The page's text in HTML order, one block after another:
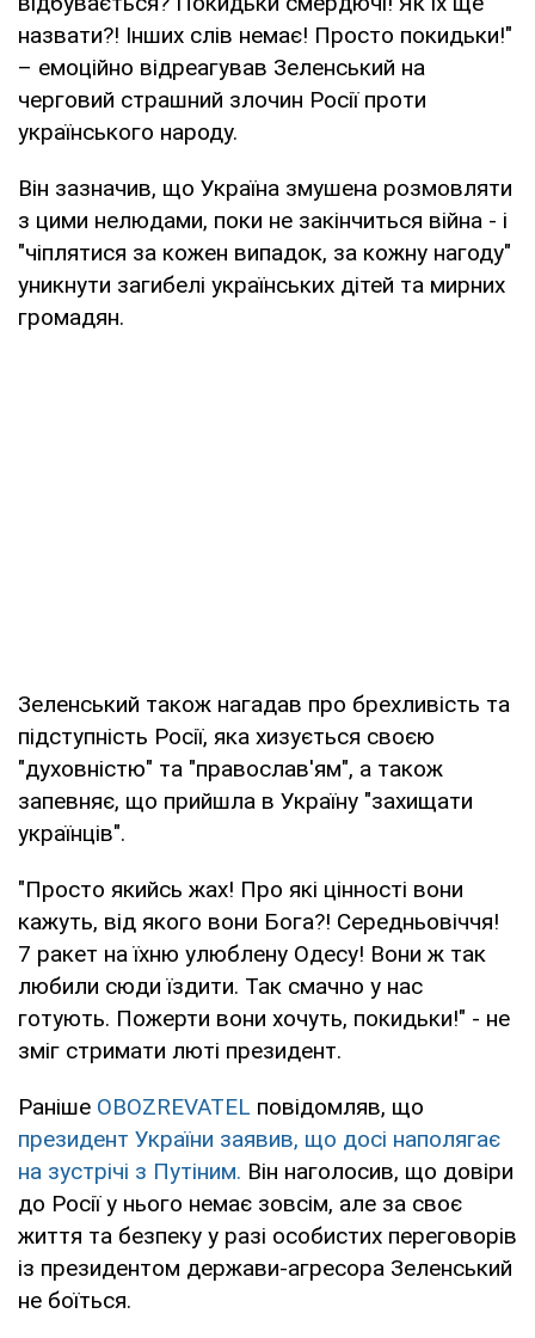
назвати?! Інших слів немає! Просто покидьки!"
– емоційно відреагував Зеленський на
черговий страшний злочин Росії проти
українського народу.
Він зазначив, що Україна змушена розмовляти
з цими нелюдами, поки не закінчиться війна - і
"чіплятися за кожен випадок, за кожну нагоду"
уникнути загибелі українських дітей та мирних
громадян.
Зеленський також нагадав про брехливість та
підступність Росії, яка хизується своєю
"духовністю" та "православ'ям", а також
запевняє, що прийшла в Україну "захищати
українців".
"Просто якийсь жах! Про які цінності вони
кажуть, від якого вони Бога?! Середньовіччя!
7 ракет на їхню улюблену Одесу! Вони ж так
любили сюди їздити. Так смачно у нас
готують. Пожерти вони хочуть, покидьки!" - не
зміг стримати люті президент.
Раніше OBOZREVATEL повідомляв, що
президент України заявив, що досі наполягає
на зустрічі з Путіним. Він наголосив, що довіри
до Росії у нього немає зовсім, але за своє
життя та безпеку у разі особистих переговорів
із президентом держави-агресора Зеленський
не боїться.